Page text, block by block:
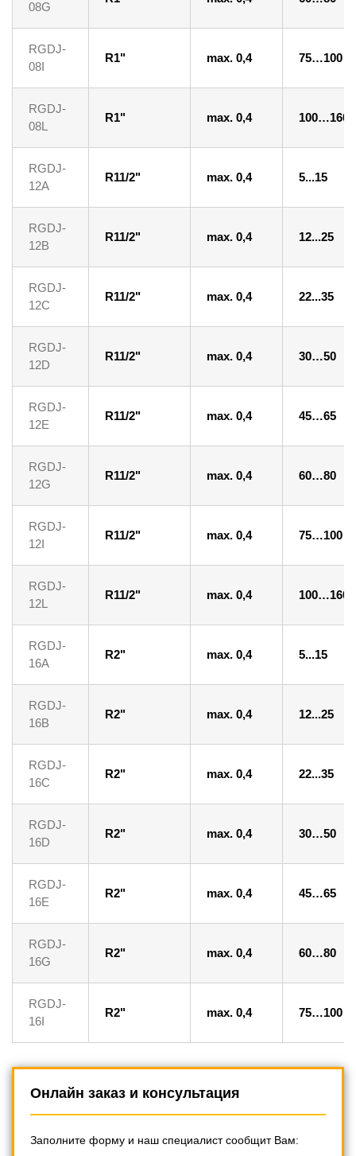
08G
RGDJ-
08I
R1" max. 0,4 75…100
RGDJ-
08L
R1" max. 0,4 100…160
RGDJ-
12A
R11/2" max. 0,4 5...15
RGDJ-
12B
R11/2" max. 0,4 12...25
RGDJ-
12C
R11/2" max. 0,4 22...35
RGDJ-
12D
R11/2" max. 0,4 30…50
RGDJ-
12E
R11/2" max. 0,4 45…65
RGDJ-
12G
R11/2" max. 0,4 60…80
RGDJ-
12I
R11/2" max. 0,4 75…100
RGDJ-
12L
R11/2" max. 0,4 100…160
RGDJ-
16A
R2" max. 0,4 5...15
RGDJ-
16B
R2" max. 0,4 12...25
RGDJ-
16C
R2" max. 0,4 22...35
RGDJ-
16D
R2" max. 0,4 30…50
RGDJ-
16E
R2" max. 0,4 45…65
RGDJ-
16G
R2" max. 0,4 60…80
RGDJ-
16I
R2" max. 0,4 75…100
Онлайн заказ и консультация
Заполните форму и наш специалист сообщит Вам: